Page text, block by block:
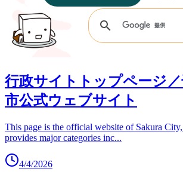
行政サイトトップページ
市公式ウェブサイト
This page is the official website of Sakura
provides major categories inc...
4/4/2026